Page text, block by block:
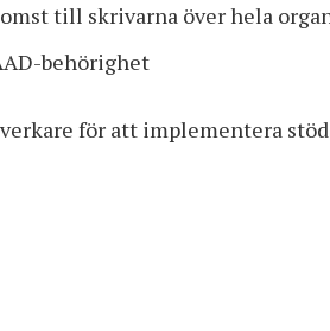
till skrivarna över hela
behörighet
för att implementera